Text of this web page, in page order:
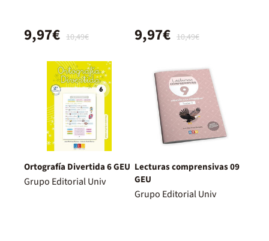
10,49€
9,97€ 10,49€
9,97€
Ortografía Divertida 6 GEU
Grupo Editorial Univ
Lecturas comprensivas 09
GEU
Grupo Editorial Univ